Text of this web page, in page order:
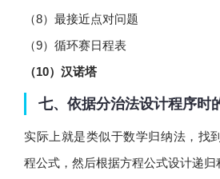
（8）最接近点对问题
（9）循环赛日程表
（10）汉诺塔
七、依据分治法设计程序时
实际上就是类似于数学归纳法，找
程公式，然后根据方程公式设计递归